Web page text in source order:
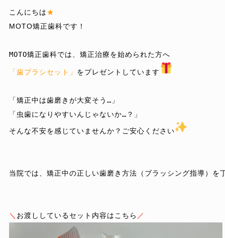
こんにちは★
MOTO矯正歯科です！
「歯ブラシセット」 をプレゼントしています
「矯正中は歯磨きが大変そう…」
「虫歯になりやすいんじゃないか…？」
そんな不安を感じていませんか？ご安心ください
当院では、矯正中の正しい歯磨き方法（ブラッシング指導）を
＼ お渡ししているセット内容はこちら